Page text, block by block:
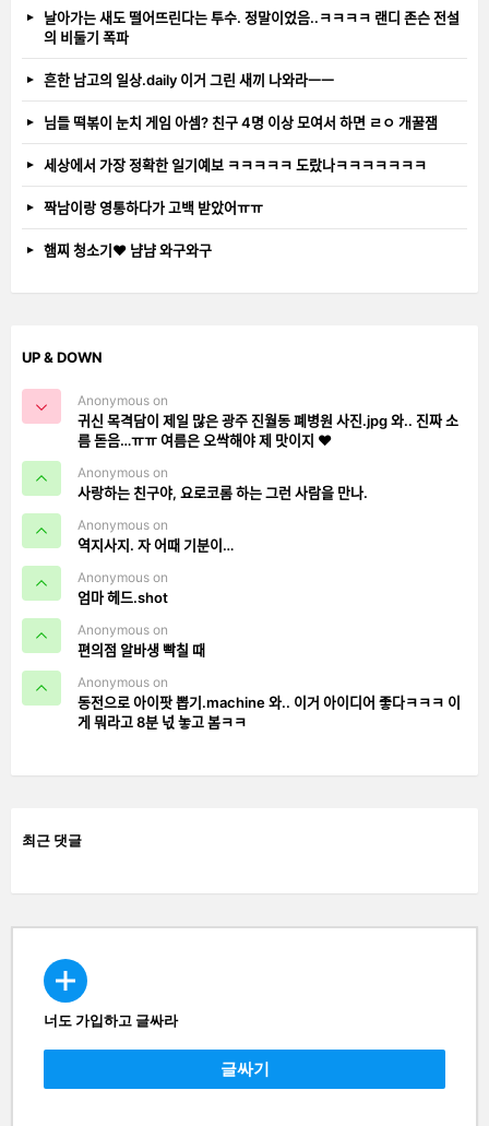
날아가는 새도 떨어뜨린다는 투수. 정말이었음..ㅋㅋㅋㅋ 랜디 존슨 전설
의 비둘기 폭파
흔한 남고의 일상.daily 이거 그린 새끼 나와라ㅡㅡ
님들 떡볶이 눈치 게임 아셈? 친구 4명 이상 모여서 하면 ㄹㅇ 개꿀잼
세상에서 가장 정확한 일기예보 ㅋㅋㅋㅋㅋ 도랐나ㅋㅋㅋㅋㅋㅋㅋ
짝남이랑 영통하다가 고백 받았어ㅠㅠ
햄찌 청소기❤️ 냠냠 와구와구
UP & DOWN
Anonymous on
귀신 목격담이 제일 많은 광주 진월동 폐병원 사진.jpg 와.. 진짜 소
름 돋음…ㅠㅠ 여름은 오싹해야 제 맛이지 ❤️
Anonymous on
사랑하는 친구야, 요로코롬 하는 그런 사람을 만나.
Anonymous on
역지사지. 자 어때 기분이…
Anonymous on
엄마 헤드.shot
Anonymous on
편의점 알바생 빡칠 때
Anonymous on
동전으로 아이팟 뽑기.machine 와.. 이거 아이디어 좋다ㅋㅋㅋ 이
게 뭐라고 8분 넋 놓고 봄ㅋㅋ
최근 댓글
CREATE
너도 가입하고 글싸라
글싸기